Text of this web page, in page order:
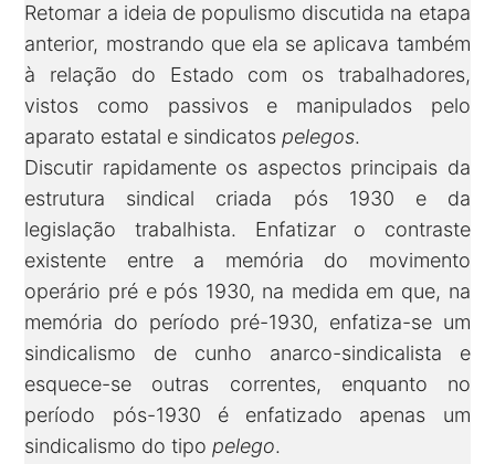
Retomar a ideia de populismo discutida na etapa
anterior, mostrando que ela se aplicava também
à relação do Estado com os trabalhadores,
vistos como passivos e manipulados pelo
aparato estatal e sindicatospelegos.
Discutir rapidamente os aspectos principais da
estrutura sindical criada pós 1930 e da
legislação trabalhista. Enfatizar o contraste
existente entre a memória do movimento
operário pré e pós 1930, na medida em que, na
memória do período pré-1930, enfatiza-se um
sindicalismo de cunho anarco-sindicalista e
esquece-se outras correntes, enquanto no
período pós-1930 é enfatizado apenas um
sindicalismo do tipopelego.